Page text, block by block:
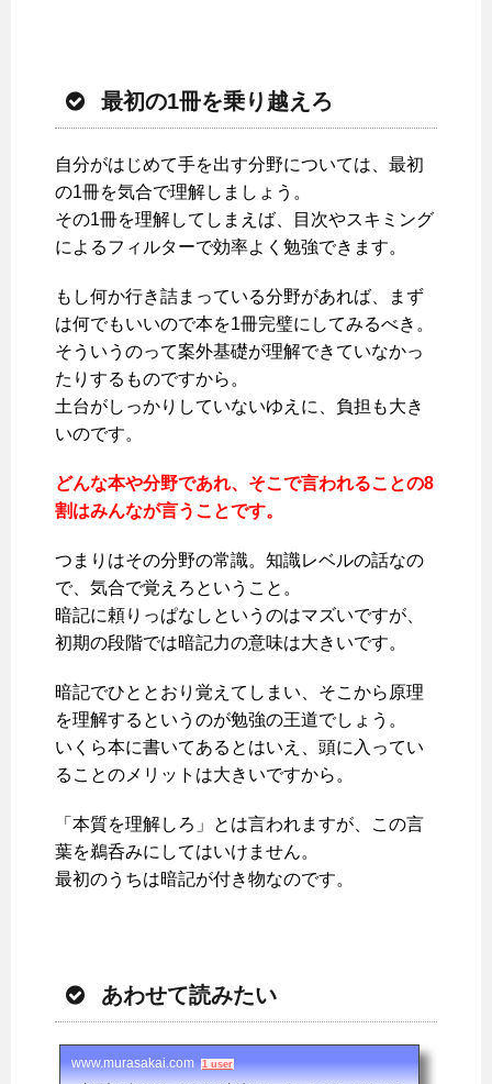
最初の1冊を乗り越えろ
自分がはじめて手を出す分野については、最初
の1冊を気合で理解しましょう。
その1冊を理解してしまえば、目次やスキミング
によるフィルターで効率よく勉強できます。
もし何か行き詰まっている分野があれば、まず
は何でもいいので本を1冊完璧にしてみるべき。
そういうのって案外基礎が理解できていなかっ
たりするものですから。
土台がしっかりしていないゆえに、負担も大き
いのです。
どんな本や分野であれ、そこで言われることの8
割はみんなが言うことです。
つまりはその分野の常識。知識レベルの話なの
で、気合で覚えろということ。
暗記に頼りっぱなしというのはマズいですが、
初期の段階では暗記力の意味は大きいです。
暗記でひととおり覚えてしまい、そこから原理
を理解するというのが勉強の王道でしょう。
いくら本に書いてあるとはいえ、頭に入ってい
ることのメリットは大きいですから。
「本質を理解しろ」とは言われますが、この言
葉を鵜呑みにしてはいけません。
最初のうちは暗記が付き物なのです。
あわせて読みたい
www.murasakai.com 1 user